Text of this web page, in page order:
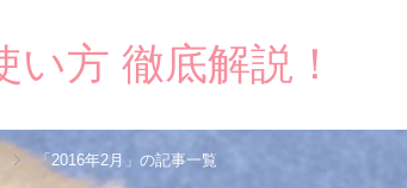
方 徹底解説！
「2016年2月」の記事一覧